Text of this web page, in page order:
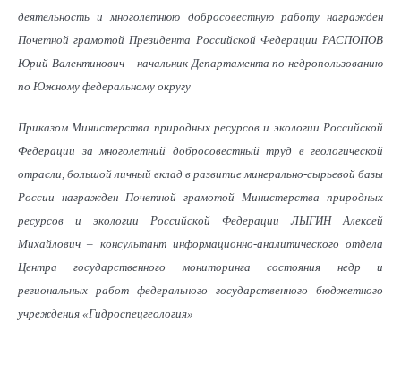
деятельность и многолетнюю добросовестную работу награжден
Почетной грамотой Президента Российской Федерации РАСПОПОВ
Юрий Валентинович – начальник Департамента по недропользованию
по Южному федеральному округу
Приказом Министерства природных ресурсов и экологии Российской
Федерации за многолетний добросовестный труд в геологической
отрасли, большой личный вклад в развитие минерально-сырьевой базы
России награжден Почетной грамотой Министерства природных
ресурсов и экологии Российской Федерации ЛЫГИН Алексей
Михайлович – консультант информационно-аналитического отдела
Центра государственного мониторинга состояния недр и
региональных работ федерального государственного бюджетного
учреждения «Гидроспецгеология»